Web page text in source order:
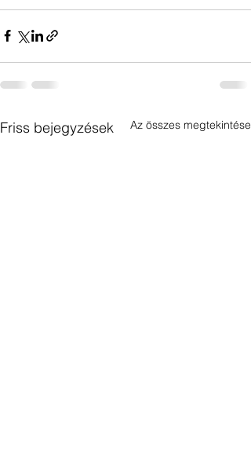
Friss bejegyzések Az összes megtekintése